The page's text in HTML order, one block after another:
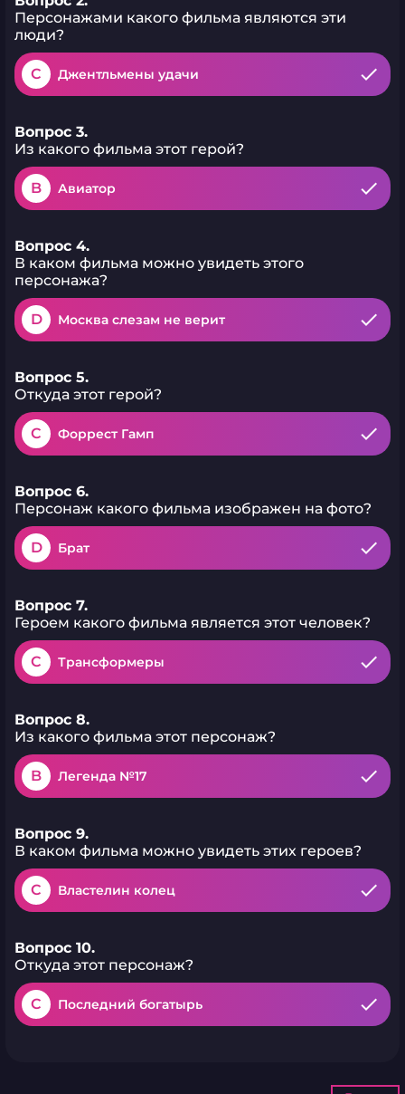
Персонажами какого фильма являются эти
люди?
C Джентльмены удачи
Вопрос 3.
Из какого фильма этот герой?
B Авиатор
Вопрос 4.
В каком фильма можно увидеть этого
персонажа?
D Москва слезам не верит
Вопрос 5.
Откуда этот герой?
C Форрест Гамп
Вопрос 6.
Персонаж какого фильма изображен на фото?
D Брат
Вопрос 7.
Героем какого фильма является этот человек?
C Трансформеры
Вопрос 8.
Из какого фильма этот персонаж?
B Легенда №17
Вопрос 9.
В каком фильма можно увидеть этих героев?
C Властелин колец
Вопрос 10.
Откуда этот персонаж?
C Последний богатырь